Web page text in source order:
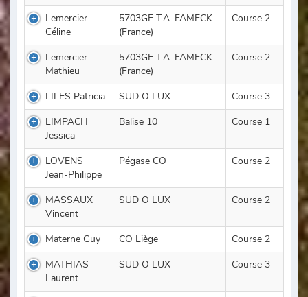
Lemercier
Céline
5703GE T.A. FAMECK
(France)
Course 2
Lemercier
Mathieu
5703GE T.A. FAMECK
(France)
Course 2
LILES Patricia SUD O LUX
Course 3
LIMPACH
Jessica
Balise 10 Course 1
LOVENS
Jean-Philippe
Pégase CO Course 2
MASSAUX
Vincent
SUD O LUX Course 2
Materne Guy CO Liège
Course 2
MATHIAS
Laurent
SUD O LUX Course 3